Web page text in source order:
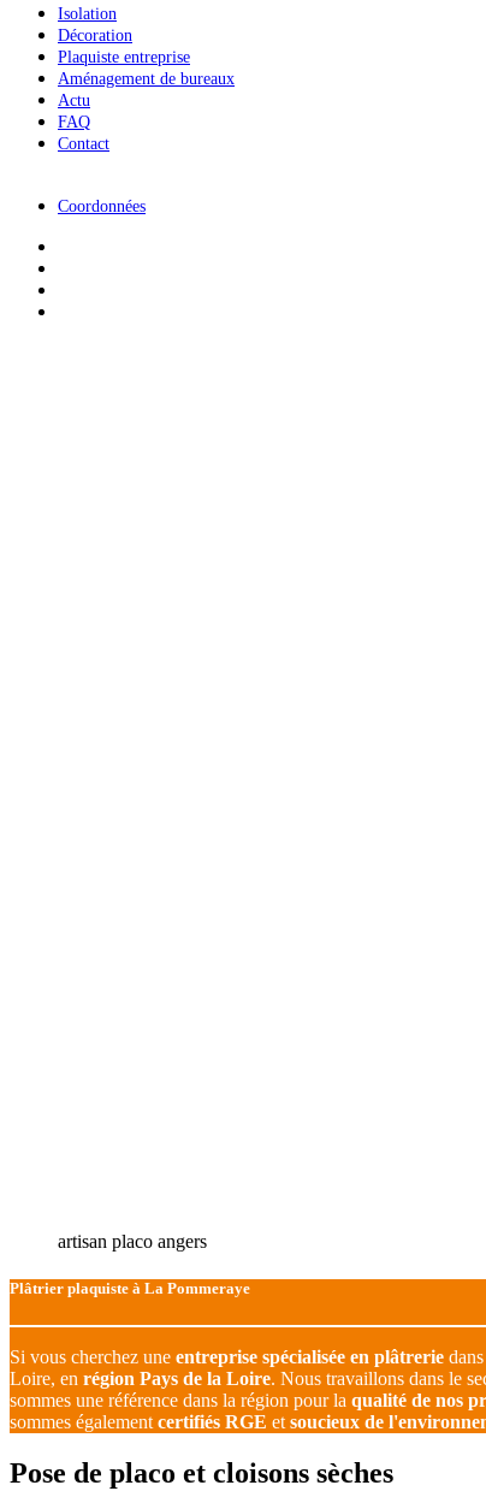
Isolation
Décoration
Plaquiste entreprise
Aménagement de bureaux
Actu
FAQ
Contact
Coordonnées
artisan placo angers
Plâtrier plaquiste à La Pommeraye
Si vous cherchez une entreprise spécialisée en plâtrerie
Loire, en région Pays de la Loire. Nous travaillons dans le
sommes une référence dans la région pour la qualité de nos
sommes également certifiés RGE et soucieux de
Pose de placo et cloisons sèches